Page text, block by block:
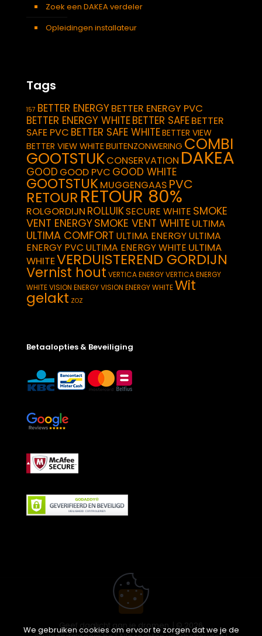
Zoek een DAKEA verdeler
Opleidingen installateur
Tags
157 BETTER ENERGYBETTER ENERGY PVC
BETTER ENERGY WHITEBETTER SAFEBETTER
SAFE PVC BETTER SAFE WHITEBETTER VIEW
BETTER VIEW WHITEBUITENZONWERING COMBI
GOOTSTUKCONSERVATION DAKEA
GOOD GOOD PVC GOOD WHITE
GOOTSTUKMUGGENGAAS PVC
RETOUR RETOUR 80%
ROLGORDIJN ROLLUIKSECURE WHITE SMOKE
VENT ENERGYSMOKE VENT WHITE ULTIMA
ULTIMA COMFORT ULTIMA ENERGYULTIMA
ENERGY PVC ULTIMA ENERGY WHITE ULTIMA
WHITEVERDUISTEREND GORDIJN
Vernist hout VERTICA ENERGYVERTICA ENERGY
WHITEVISION ENERGYVISION ENERGY WHITEWit
gelakt ZOZ
Betaalopties & Beveiliging
Geef daglicht aan je dromen. | © 2026
We gebruiken cookies om ervoor te zorgen dat we je de